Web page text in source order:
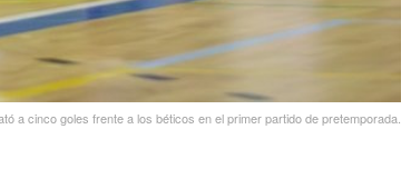
a cinco goles frente a los béticos en el primer partido de pretemporada.